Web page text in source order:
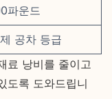
파운드
공차 등급
료 낭비를 줄이고
도록 도와드립니